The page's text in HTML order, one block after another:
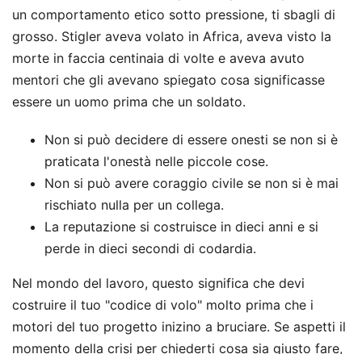
un comportamento etico sotto pressione, ti sbagli di
grosso. Stigler aveva volato in Africa, aveva visto la
morte in faccia centinaia di volte e aveva avuto
mentori che gli avevano spiegato cosa significasse
essere un uomo prima che un soldato.
Non si può decidere di essere onesti se non si è
praticata l'onestà nelle piccole cose.
Non si può avere coraggio civile se non si è mai
rischiato nulla per un collega.
La reputazione si costruisce in dieci anni e si
perde in dieci secondi di codardia.
Nel mondo del lavoro, questo significa che devi
costruire il tuo "codice di volo" molto prima che i
motori del tuo progetto inizino a bruciare. Se aspetti il
momento della crisi per chiederti cosa sia giusto fare,